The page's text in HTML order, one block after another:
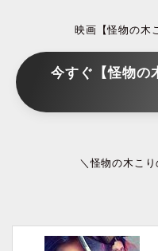
映画【怪物の木
今すぐ【怪物の
＼怪物の木こ